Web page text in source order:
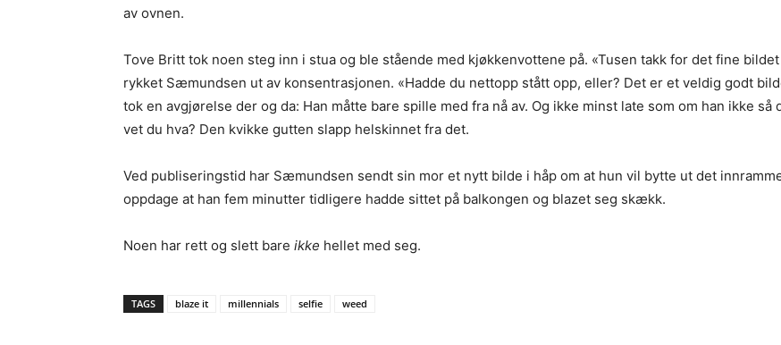
av ovnen.
Tove Britt tok noen steg inn i stua og ble stående med kjøkkenvottene på. «Tusen takk for det fine
rykket Sæmundsen ut av konsentrasjonen. «Hadde du nettopp stått opp, eller? Det er et veldig godt
tok en avgjørelse der og da: Han måtte bare spille med fra nå av. Og ikke minst late som om han ikke
vet du hva? Den kvikke gutten slapp helskinnet fra det.
Ved publiseringstid har Sæmundsen sendt sin mor et nytt bilde i håp om at hun vil bytte ut det
oppdage at han fem minutter tidligere hadde sittet på balkongen og blazet seg skækk.
Noen har rett og slett bare ikke hellet med seg.
TAGS blaze it millennials selfie weed